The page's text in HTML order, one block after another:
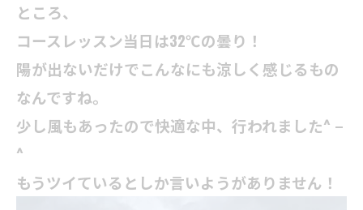
ところ、
コースレッスン当日は32℃の曇り！
陽が出ないだけでこんなにも涼しく感じるもの
なんですね。
少し風もあったので快適な中、行われました^ –
^
もうツイているとしか言いようがありません！